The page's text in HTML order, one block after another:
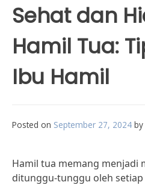
Sehat dan
Hamil Tua:
Ibu Hamil
Posted on September 27, 2024 by
Hamil tua memang menjadi
ditunggu-tunggu oleh